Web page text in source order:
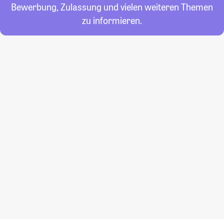
Bewerbung, Zulassung und vielen weiteren Themen
zu informieren.